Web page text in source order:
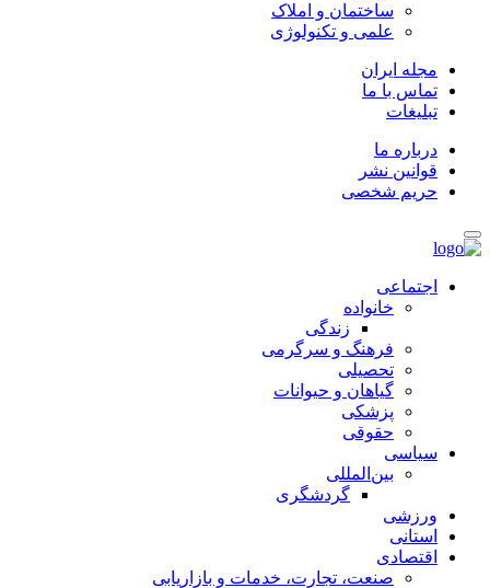
ساختمان و املاک
علمی و تکنولوژی
مجله ایران
تماس با ما
تبلیغات
درباره ما
قوانین نشر
حریم شخصی
اجتماعی
خانواده
زندگی
فرهنگ و سرگرمی
تحصیلی
گیاهان و حیوانات
پزشکی
حقوقی
سیاسی
بین‌المللی
گردشگری
ورزشی
استانی
اقتصادی
صنعت، تجارت، خدمات و بازاریابی